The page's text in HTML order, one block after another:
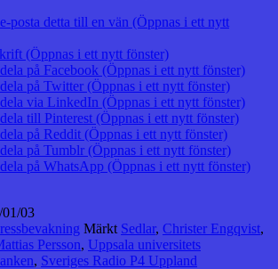
posta detta till en vän (Öppnas i ett nytt
(Öppnas i ett nytt fönster)
på Facebook (Öppnas i ett nytt fönster)
på Twitter (Öppnas i ett nytt fönster)
via LinkedIn (Öppnas i ett nytt fönster)
till Pinterest (Öppnas i ett nytt fönster)
på Reddit (Öppnas i ett nytt fönster)
på Tumblr (Öppnas i ett nytt fönster)
på WhatsApp (Öppnas i ett nytt fönster)
01/03
Märkt Sedlar, Christer Engqvist,
Persson, Uppsala universitets
, Sveriges Radio P4 Uppland